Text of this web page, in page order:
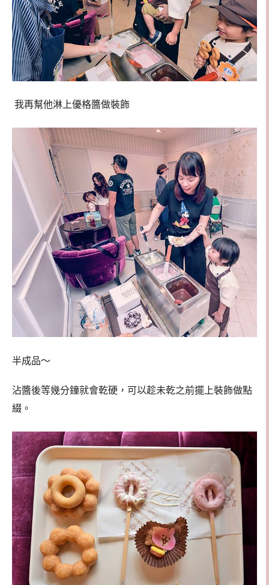
我再幫他淋上優格醬做裝飾
半成品～
沾醬後等幾分鐘就會乾硬，可以趁未乾之前擺上裝飾做點
綴。